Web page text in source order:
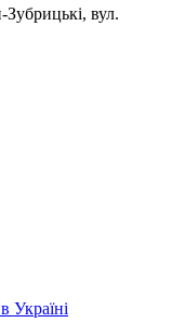
Зубрицькі, вул.
Україні